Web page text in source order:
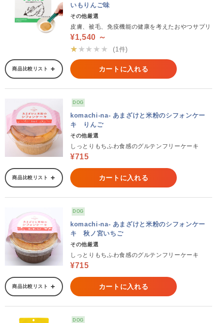
いもりんご味
その他厳選
皮膚、被毛、免疫機能の健康を考えたおやつサプリ
¥1,540 ～
★★★★★
(1件)
商品比較リスト カートに入れる
DOG
komachi-na- あまざけと米粉のシフォンケー
キ りんご
その他厳選
しっとりもちふわ食感のグルテンフリーケーキ
¥715
商品比較リスト カートに入れる
DOG
komachi-na- あまざけと米粉のシフォンケー
キ 秋ノ宮いちご
その他厳選
しっとりもちふわ食感のグルテンフリーケーキ
¥715
商品比較リスト カートに入れる
DOG